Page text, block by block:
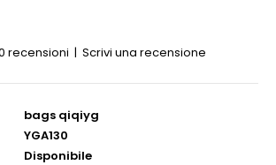
recensioni | Scrivi una recensione
bags qiqiyg
YGA130
Disponibile